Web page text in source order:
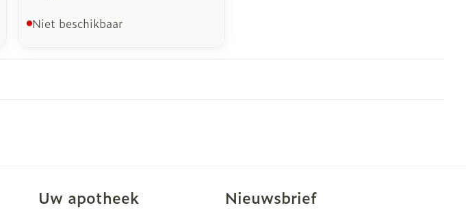
Niet beschikbaar
Uw apotheek Nieuwsbrief